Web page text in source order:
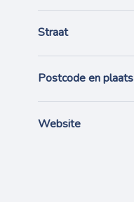
Straat
Postcode en plaats
Website